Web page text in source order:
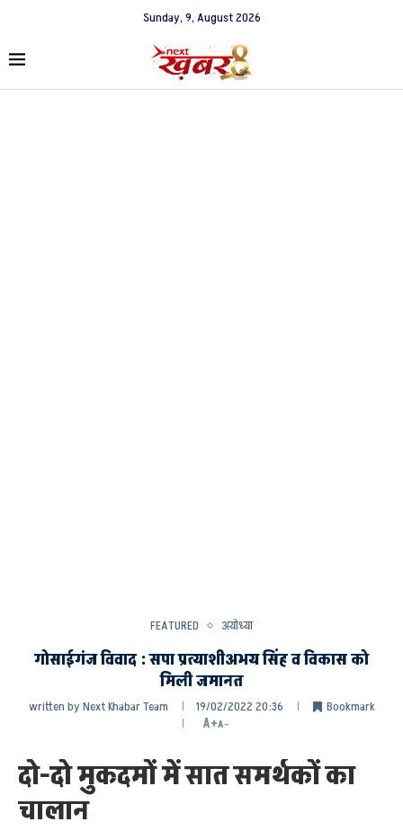
Sunday, 9, August 2026
FEATURED अयोध्या
गोसाईगंज विवाद : सपा प्रत्याशीअभय सिंह व विकास को
मिली जमानत
written byNext Khabar Team 19/02/2022 20:36
Bookmark
A+A-
दो-दो मुकदमों में सात समर्थकों का
चालान